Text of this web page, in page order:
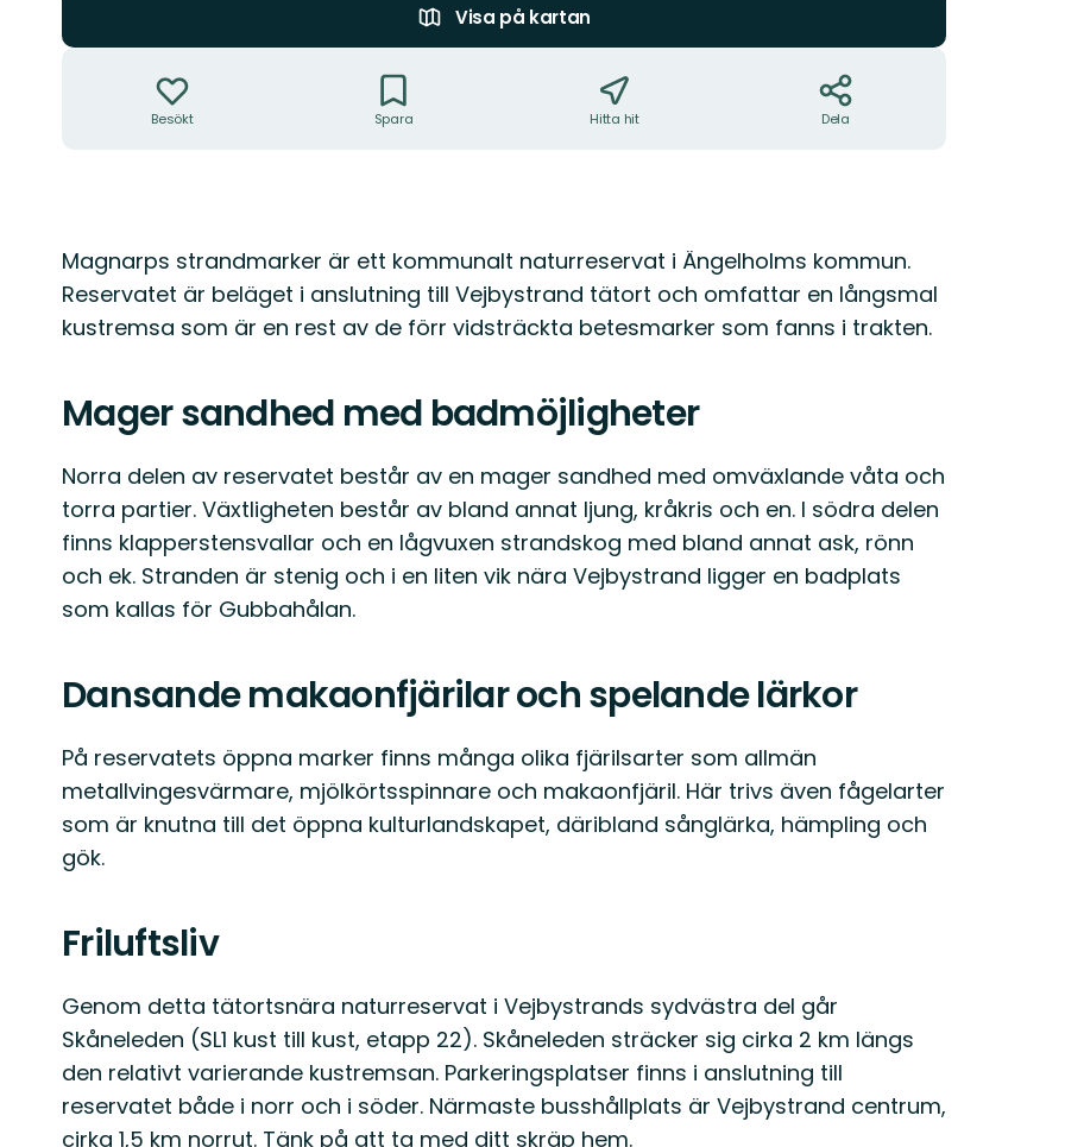
Visa på kartan
Besökt Spara Hitta hit Dela
Beskrivning
Magnarps strandmarker är ett kommunalt naturreservat i Ängelholms kommun.
Reservatet är beläget i anslutning till Vejbystrand tätort och omfattar en långsmal
kustremsa som är en rest av de förr vidsträckta betesmarker som fanns i trakten.
Mager sandhed med badmöjligheter
Norra delen av reservatet består av en mager sandhed med omväxlande våta och
torra partier. Växtligheten består av bland annat ljung, kråkris och en. I södra delen
finns klapperstensvallar och en lågvuxen strandskog med bland annat ask, rönn
och ek. Stranden är stenig och i en liten vik nära Vejbystrand ligger en badplats
som kallas för Gubbahålan.
Dansande makaonfjärilar och spelande lärkor
På reservatets öppna marker finns många olika fjärilsarter som allmän
metallvingesvärmare, mjölkörtsspinnare och makaonfjäril. Här trivs även fågelarter
som är knutna till det öppna kulturlandskapet, däribland sånglärka, hämpling och
gök.
Friluftsliv
Genom detta tätortsnära naturreservat i Vejbystrands sydvästra del går
Skåneleden (SL1 kust till kust, etapp 22). Skåneleden sträcker sig cirka 2 km längs
den relativt varierande kustremsan. Parkeringsplatser finns i anslutning till
reservatet både i norr och i söder. Närmaste busshållplats är Vejbystrand centrum,
cirka 1,5 km norrut. Tänk på att ta med ditt skräp hem.